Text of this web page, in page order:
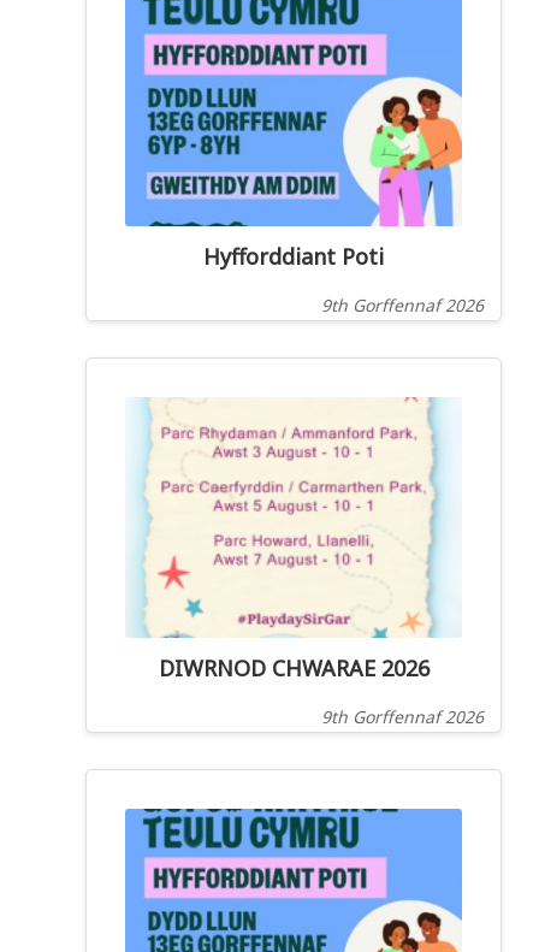
Hyfforddiant Poti
9th Gorffennaf 2026
DIWRNOD CHWARAE 2026
9th Gorffennaf 2026